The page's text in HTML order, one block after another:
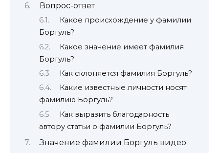
Вопрос-ответ
Какое происхождение у фамилии
Боргуль?
Какое значение имеет фамилия
Боргуль?
Как склоняется фамилия Боргуль?
Какие известные личности носят
фамилию Боргуль?
Как выразить благодарность
автору статьи о фамилии Боргуль?
Значение фамилии Боргуль видео